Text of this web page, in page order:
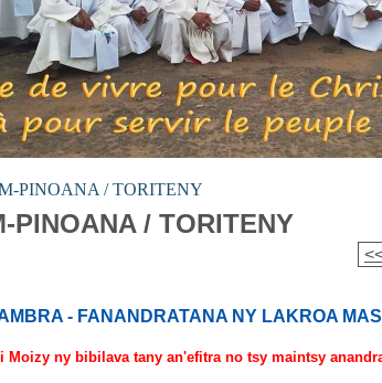
PINOANA / TORITENY
PINOANA / TORITENY
- FANANDRATANA NY LAKROA
Moizy ny bibilava tany an'efitra no tsy maintsy